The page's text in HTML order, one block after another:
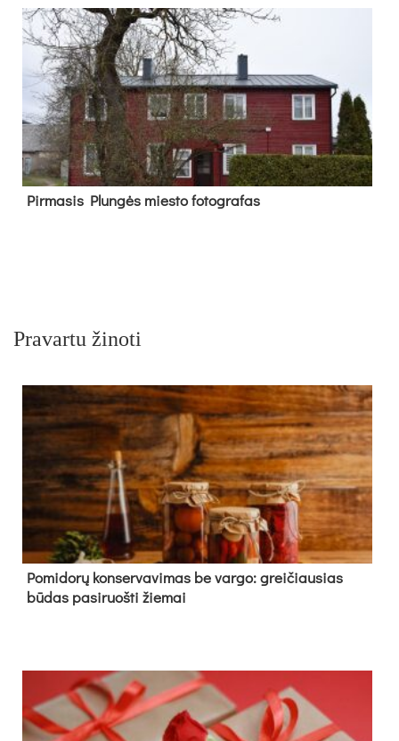
Pir­ma­sis Plun­gės mies­to fo­tog­ra­fas
Pravartu žinoti
Pomidorų konservavimas be vargo: greičiausias
būdas pasiruošti žiemai